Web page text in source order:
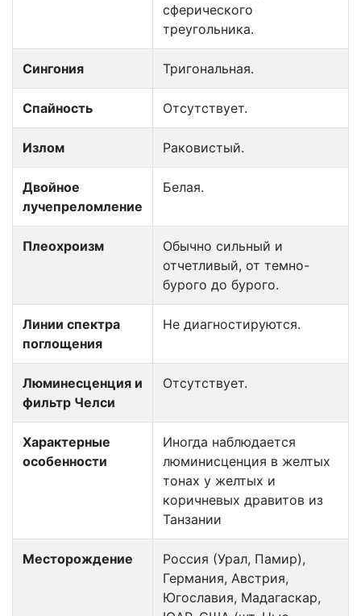
сферического
треугольника.
Сингония Тригональная.
Спайность Отсутствует.
Излом Раковистый.
Двойное
лучепреломление
Белая.
Плеохроизм
Обычно сильный и
отчетливый, от темно-
бурого до бурого.
Линии спектра
поглощения
Не диагностируются.
Люминесценция и
фильтр Челси
Отсутствует.
Характерные
особенности
Иногда наблюдается
люминисценция в желтых
тонах у желтых и
коричневых дравитов из
Танзании
Месторождение
Россия (Урал, Памир),
Германия, Австрия,
Югославия, Мадагаскар,